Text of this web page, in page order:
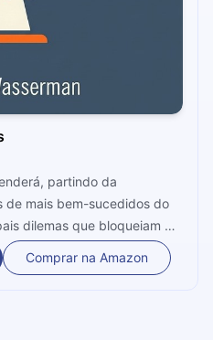
partindo da
de mais bem-sucedidos do
dilemas que bloqueiam o
profissional e
Comprar na Amazon